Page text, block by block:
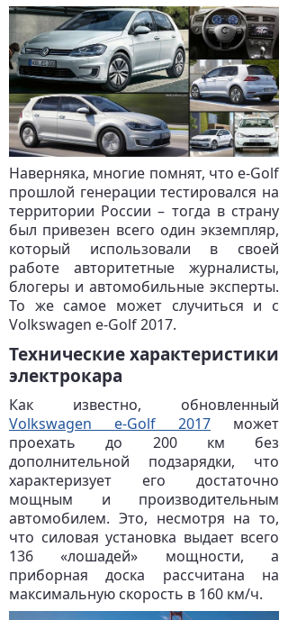
Наверняка, многие помнят, что e-Golf
прошлой генерации тестировался на
территории России – тогда в страну
был привезен всего один экземпляр,
который использовали в своей
работе авторитетные журналисты,
блогеры и автомобильные эксперты.
То же самое может случиться и с
Volkswagen e-Golf 2017.
Технические характеристики
электрокара
Как известно, обновленный
Volkswagen e-Golf 2017 может
проехать до 200 км без
дополнительной подзарядки, что
характеризует его достаточно
мощным и производительным
автомобилем. Это, несмотря на то,
что силовая установка выдает всего
136 «лошадей» мощности, а
приборная доска рассчитана на
максимальную скорость в 160 км/ч.